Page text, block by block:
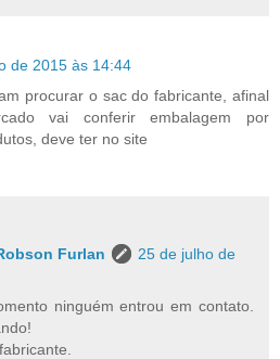
de 2015 às 14:44
procurar o sac do fabricante, afinal
vai conferir embalagem por
deve ter no site
Furlan
25 de julho de
ninguém entrou em contato.